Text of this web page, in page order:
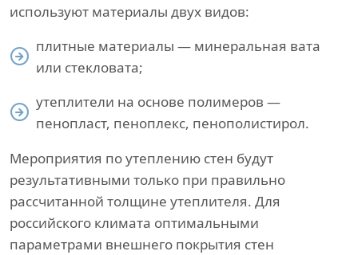
используют материалы двух видов:
плитные материалы — минеральная вата
или стекловата;
утеплители на основе полимеров —
пенопласт, пеноплекс, пенополистирол.
Мероприятия по утеплению стен будут
результативными только при правильно
рассчитанной толщине утеплителя. Для
российского климата оптимальными
параметрами внешнего покрытия стен